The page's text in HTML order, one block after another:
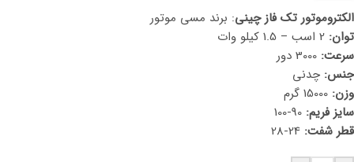
الکتروموتور تک فاز چینی: برند مسی موتور
توان:
سرعت:
جنس: چدنی
وزن: 15000 گرم
سایز فریم:
قطر شفت: 24-28